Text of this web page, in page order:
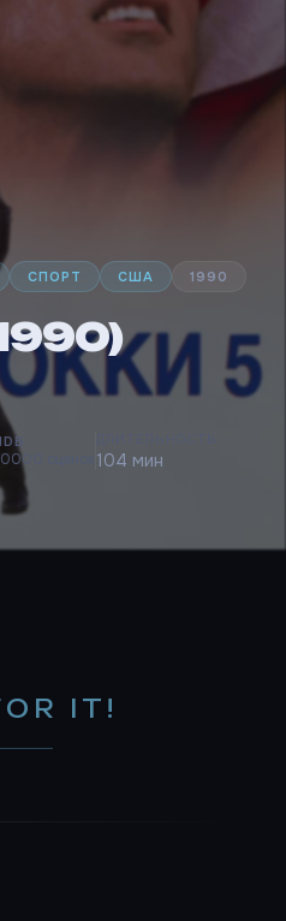
СПОРТ США 1990
оценок 104 мин
IT!